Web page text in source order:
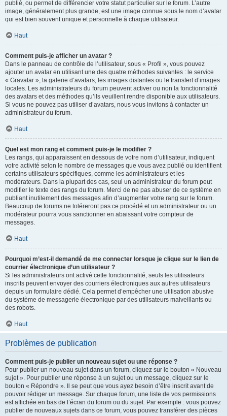
publié, ou permet de différencier votre statut particulier sur le forum. L’autre
image, généralement plus grande, est une image connue sous le nom d’avatar
qui est bien souvent unique et personnelle à chaque utilisateur.
Haut
Comment puis-je afficher un avatar ?
Dans le panneau de contrôle de l’utilisateur, sous « Profil », vous pouvez
ajouter un avatar en utilisant une des quatre méthodes suivantes : le service
« Gravatar », la galerie d’avatars, les images distantes ou le transfert d’images
locales. Les administrateurs du forum peuvent activer ou non la fonctionnalité
des avatars et des méthodes qu’ils veuillent rendre disponible aux utilisateurs.
Si vous ne pouvez pas utiliser d’avatars, nous vous invitons à contacter un
administrateur du forum.
Haut
Quel est mon rang et comment puis-je le modifier ?
Les rangs, qui apparaissent en dessous de votre nom d’utilisateur, indiquent
votre activité selon le nombre de messages que vous avez publié ou identifient
certains utilisateurs spécifiques, comme les administrateurs et les
modérateurs. Dans la plupart des cas, seul un administrateur du forum peut
modifier le texte des rangs du forum. Merci de ne pas abuser de ce système en
publiant inutilement des messages afin d’augmenter votre rang sur le forum.
Beaucoup de forums ne toléreront pas ce procédé et un administrateur ou un
modérateur pourra vous sanctionner en abaissant votre compteur de
messages.
Haut
Pourquoi m’est-il demandé de me connecter lorsque je clique sur le lien de
courrier électronique d’un utilisateur ?
Si les administrateurs ont activé cette fonctionnalité, seuls les utilisateurs
inscrits peuvent envoyer des courriers électroniques aux autres utilisateurs
depuis un formulaire dédié. Cela permet d’empêcher une utilisation abusive
du système de messagerie électronique par des utilisateurs malveillants ou
des robots.
Haut
Problèmes de publication
Comment puis-je publier un nouveau sujet ou une réponse ?
Pour publier un nouveau sujet dans un forum, cliquez sur le bouton « Nouveau
sujet ». Pour publier une réponse à un sujet ou un message, cliquez sur le
bouton « Répondre ». Il se peut que vous ayez besoin d’être inscrit avant de
pouvoir rédiger un message. Sur chaque forum, une liste de vos permissions
est affichée en bas de l’écran du forum ou du sujet. Par exemple : vous pouvez
publier de nouveaux sujets dans ce forum, vous pouvez transférer des pièces